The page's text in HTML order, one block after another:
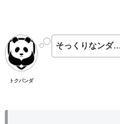
トクパンダ
そっくりなンダ…